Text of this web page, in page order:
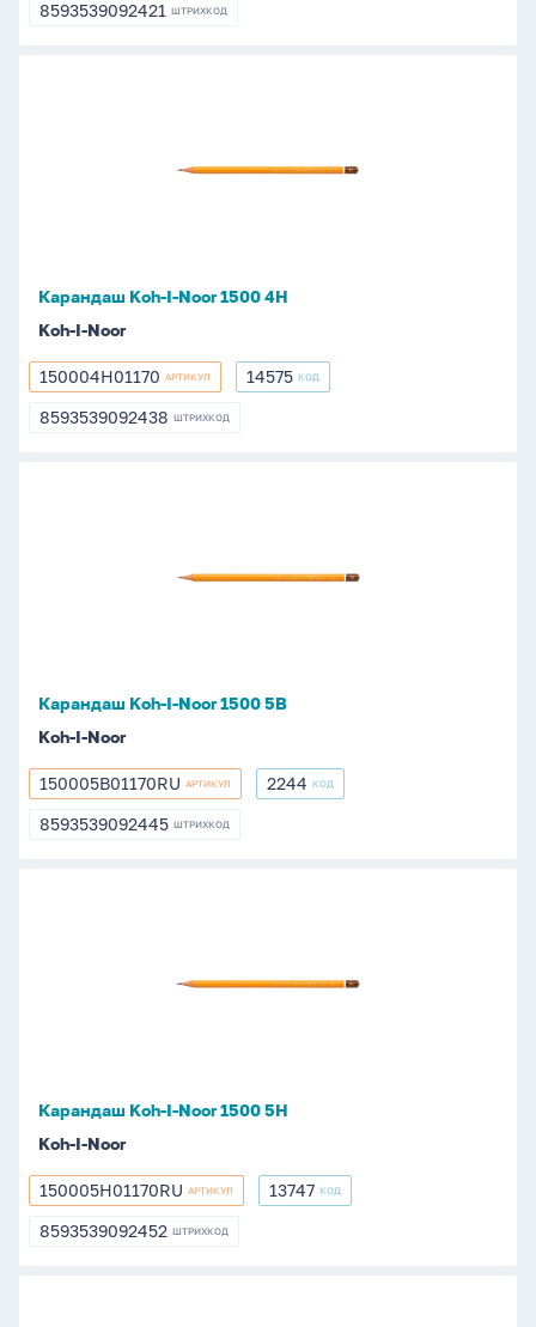
8593539092421
8593539092421 ШТРИХКОД
Карандаш Koh-I-Noor 1500 4Н
Koh-I-Noor
150004H01170
150004H01170 АРТИКУЛ 14575
14575 КОД
8593539092438
8593539092438 ШТРИХКОД
Карандаш Koh-I-Noor 1500 5В
Koh-I-Noor
150005B01170RU
150005B01170RU АРТИКУЛ 2244
2244 КОД
8593539092445
8593539092445 ШТРИХКОД
Карандаш Koh-I-Noor 1500 5Н
Koh-I-Noor
150005H01170RU
150005H01170RU АРТИКУЛ 13747
13747 КОД
8593539092452
8593539092452 ШТРИХКОД